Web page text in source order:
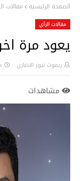
الصفحة الرئيسية مقالات
مقالات الرأي
يعود مرة
ريموت نيوز الاخباري
مشاهدات